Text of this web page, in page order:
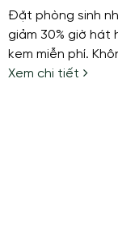
Đặt phòng sinh
giảm 30% giờ
kem miễn phí.
chức trọn gói cực
Xem chi tiết